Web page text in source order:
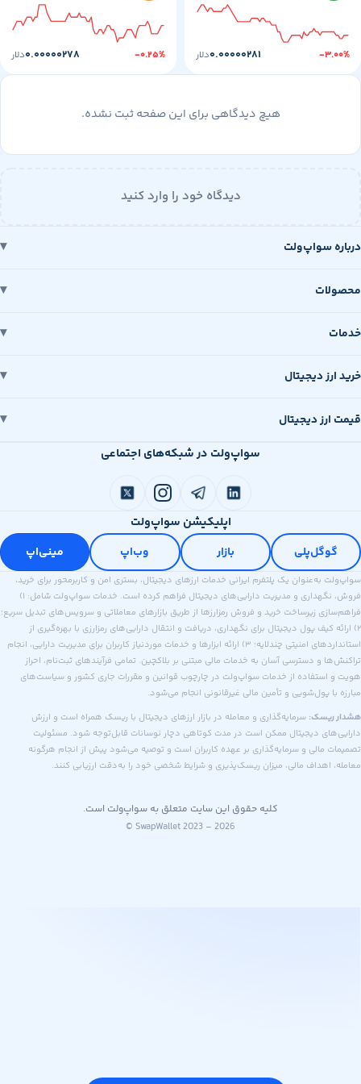
۰.۰۰۰۰۰۲۸۱دلار -۰.۲۵% ۰.۰۰۰۰۰۲۷۸دلار
هیچ دیدگاهی برای این صفحه ثبت نشده.
دیدگاه خود را وارد کنید
سواپ‌ولت
دیجیتال
دیجیتال
سواپ‌ولت در شبکه‌های اجتماعی
اپلیکیشن سواپ‌ولت
مینی‌اپ
به‌عنوان یک پلتفرم ایرانی خدمات ارزهای دیجیتال، بستری امن و کاربرمحور برای خرید،
فروش، نگهداری و مدیریت دارایی‌های دیجیتال فراهم کرده است. خدمات سواپ‌ولت شامل: ۱)
زیرساخت خرید و فروش رمزارزها از طریق بازارهای معاملاتی و سرویس‌های تبدیل سریع؛
کیف پول دیجیتال برای نگهداری، دریافت و انتقال دارایی‌های رمزارزی با بهره‌گیری از
استانداردهای امنیتی چندلایه؛ ۳) ارائه ابزارها و خدمات موردنیاز کاربران برای مدیریت دارایی، انجام
و دسترسی آسان به خدمات مالی مبتنی بر بلاکچین. تمامی فرآیندهای ثبت‌نام، احراز
از خدمات سواپ‌ولت در چارچوب قوانین و مقررات جاری کشور و سیاست‌های
پول‌شویی و تأمین مالی غیرقانونی انجام می‌شود.
سرمایه‌گذاری و معامله در بازار ارزهای دیجیتال با ریسک همراه است و ارزش
دیجیتال ممکن است در مدت کوتاهی دچار نوسانات قابل‌توجه شود. مسئولیت
مالی و سرمایه‌گذاری بر عهده کاربران است و توصیه می‌شود پیش از انجام هرگونه
اهداف مالی، میزان ریسک‌پذیری و شرایط شخصی خود را به‌دقت ارزیابی کنند.
کلیه حقوق این سایت متعلق به سواپ‌ولت است.
© SwapWallet 2023 – 2026